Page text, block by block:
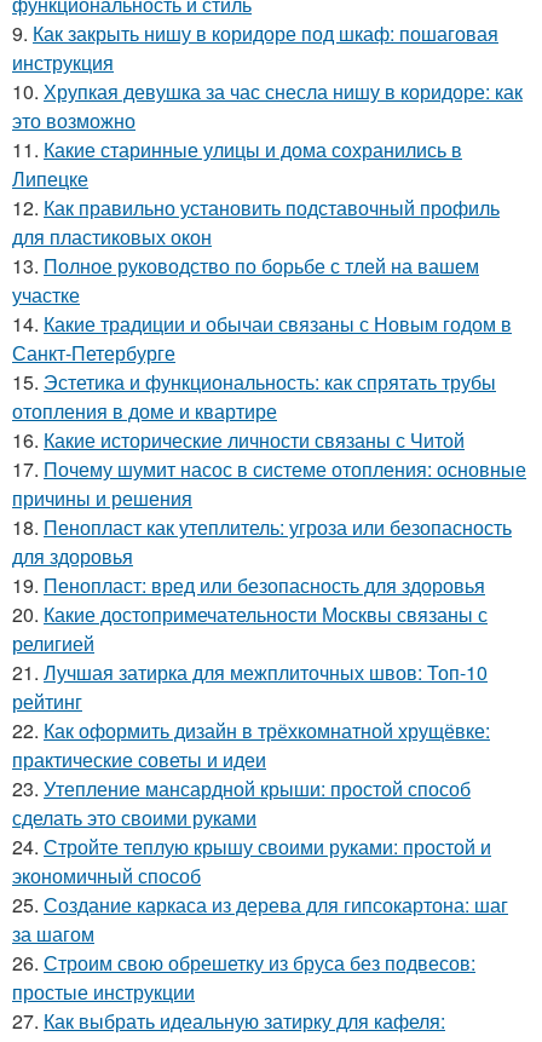
9. Как закрыть нишу в коридоре под шкаф: пошаговая
инструкция
10. Хрупкая девушка за час снесла нишу в коридоре: как
это возможно
11. Какие старинные улицы и дома сохранились в
Липецке
12. Как правильно установить подставочный профиль
для пластиковых окон
13. Полное руководство по борьбе с тлей на вашем
участке
14. Какие традиции и обычаи связаны с Новым годом в
Санкт-Петербурге
15. Эстетика и функциональность: как спрятать трубы
отопления в доме и квартире
16. Какие исторические личности связаны с Читой
17. Почему шумит насос в системе отопления: основные
причины и решения
18. Пенопласт как утеплитель: угроза или безопасность
для здоровья
19. Пенопласт: вред или безопасность для здоровья
20. Какие достопримечательности Москвы связаны с
религией
21. Лучшая затирка для межплиточных швов: Топ-10
рейтинг
22. Как оформить дизайн в трёхкомнатной хрущёвке:
практические советы и идеи
23. Утепление мансардной крыши: простой способ
сделать это своими руками
24. Стройте теплую крышу своими руками: простой и
экономичный способ
25. Создание каркаса из дерева для гипсокартона: шаг
за шагом
26. Строим свою обрешетку из бруса без подвесов:
простые инструкции
27. Как выбрать идеальную затирку для кафеля: